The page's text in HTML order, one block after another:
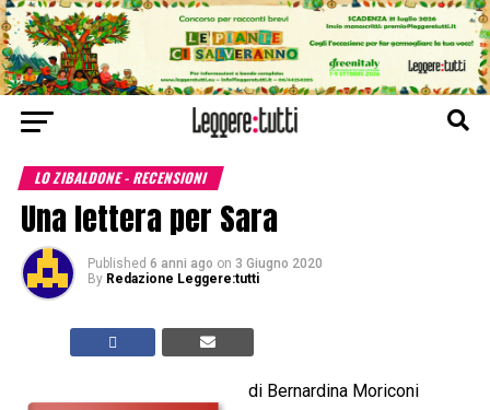
LO ZIBALDONE - RECENSIONI
Una lettera per Sara
Published 6 anni ago on 3 Giugno 2020
By Redazione Leggere:tutti
di Bernardina Moriconi